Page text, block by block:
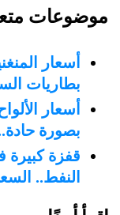
موضوعات
أسعار
بطاريات
أسعار
بصورة
قفزة كبيرة
النفط..